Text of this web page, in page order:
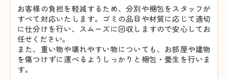
お客様の負担を軽減するため、分別や梱包をスタッフが
すべて対応いたします。 ゴミの品目や材質に応じて適切
に仕分けを行い、スムーズに回収しますので安心してお
任せください。
また、重い物や壊れやすい物についても、お部屋や建物
を傷つけずに運べるようしっかりと梱包・養生を行いま
す。